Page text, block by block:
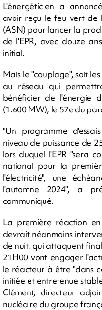
L'énergéticien a
avoir reçu le feu vert de
(ASN) pour lancer la
de l'EPR, avec douze
initial.
Mais le "couplage", soit
au réseau qui
bénéficier de l'énergie
(1.600 MW), le 57e du
"Un programme
niveau de puissance de
lors duquel l'EPR "sera
national pour la
l'électricité", une
l'automne 2024", a
communiqué.
La première réaction
devrait néanmoins
de nuit, qui attaquent
21H00 vont engager
le réacteur à être "dans
initiée et entretenue
Clément, directeur
nucléaire du groupe